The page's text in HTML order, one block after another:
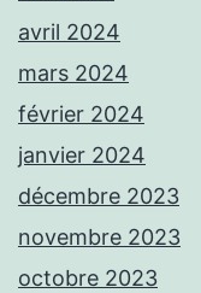
avril 2024
mars 2024
février 2024
janvier 2024
décembre 2023
novembre 2023
octobre 2023